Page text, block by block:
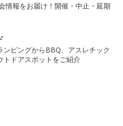
情報をお届け！開催・中止・延期
ンピングからBBQ、アスレチック
トドアスポットをご紹介